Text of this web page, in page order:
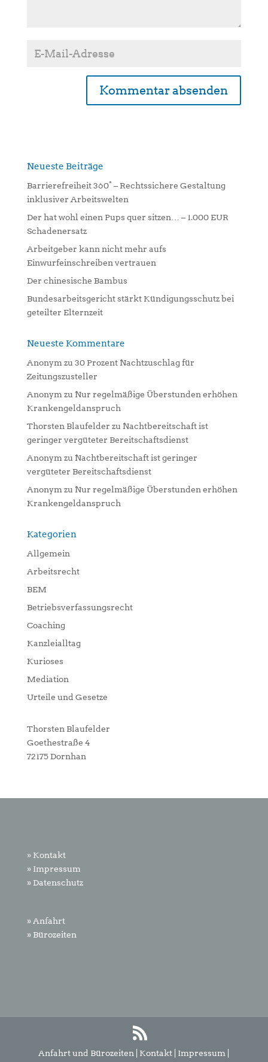
r
a
i
v
e
:
Neueste Beiträge
Barrierefreiheit 360° – Rechtssichere Gestaltung
inklusiver Arbeitswelten
Der hat wohl einen Pups quer sitzen… – 1.000 EUR
Schadenersatz
Arbeitgeber kann nicht mehr aufs
Einwurfeinschreiben vertrauen
Der chinesische Bambus
Bundesarbeitsgericht stärkt Kündigungsschutz bei
geteilter Elternzeit
Neueste Kommentare
Anonym zu 30 Prozent Nachtzuschlag für
Zeitungszusteller
Anonym zu Nur regelmäßige Überstunden erhöhen
Krankengeldanspruch
Thorsten Blaufelder zu Nachtbereitschaft ist
geringer vergüteter Bereitschaftsdienst
Anonym zu Nachtbereitschaft ist geringer
vergüteter Bereitschaftsdienst
Anonym zu Nur regelmäßige Überstunden erhöhen
Krankengeldanspruch
Kategorien
Allgemein
Arbeitsrecht
BEM
Betriebsverfassungsrecht
Coaching
Kanzleialltag
Kurioses
Mediation
Urteile und Gesetze
Thorsten Blaufelder
Goethestraße 4
72175 Dornhan
» Kontakt
» Impressum
» Datenschutz
» Anfahrt
» Bürozeiten
Anfahrt und Bürozeiten Kontakt Impressum